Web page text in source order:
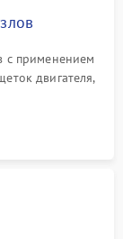
с применением
двигателя,